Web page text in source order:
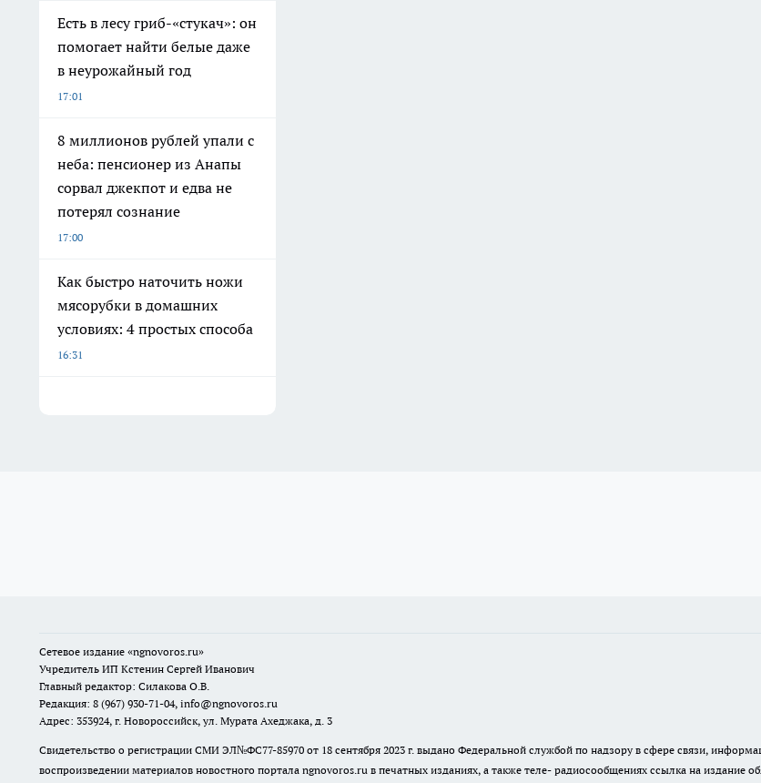
Есть в лесу гриб-«стукач»: он
помогает найти белые даже
в неурожайный год
17:01
8 миллионов рублей упали с
неба: пенсионер из Анапы
сорвал джекпот и едва не
потерял сознание
17:00
Как быстро наточить ножи
мясорубки в домашних
условиях: 4 простых способа
16:31
Сетевое издание «ngnovoros.ru»
Учредитель ИП Кстенин Сергей Иванович
Главный редактор: Силакова О.В.
Редакция: 8 (967) 930-71-04, info@ngnovoros.ru
Адрес: 353924, г. Новороссийск, ул. Мурата Ахеджака, д. 3
Свидетельство о регистрации СМИ ЭЛ№ФС77-85970 от 18 сентября 2023 г. выдано Федеральной службой по надзору в сфере связи,
воспроизведении материалов новостного портала ngnovoros.ru в печатных изданиях, а также теле- радиосообщениях ссылка на издание